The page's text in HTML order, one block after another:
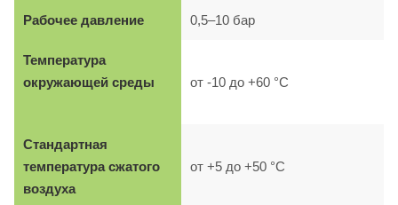
Рабочее давление 0,5–10 бар
Температура
окружающей среды
от -10 до +60 °C
Стандартная
температура сжатого
воздуха
от +5 до +50 °C